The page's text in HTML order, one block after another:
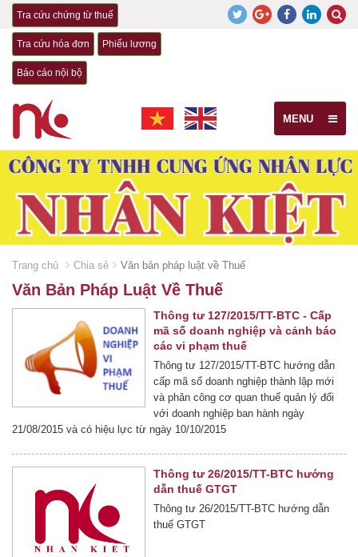
Tra cứu chứng từ thuế
Tra cứu hóa đơn Phiếu lương
Báo cáo nội bộ
MENU
Trang chủ Chia sẻ Văn bản pháp luật về Thuế
Văn Bản Pháp Luật Về Thuế
Thông tư 127/2015/TT-BTC - Cấp
mã số doanh nghiệp và cảnh báo
các vi phạm thuế
Thông tư 127/2015/TT-BTC hướng dẫn
cấp mã số doanh nghiệp thành lập mới
và phân công cơ quan thuế quản lý đối
với doanh nghiệp ban hành ngày
21/08/2015 và có hiệu lực từ ngày 10/10/2015
Thông tư 26/2015/TT-BTC hướng
dẫn thuế GTGT
Thông tư 26/2015/TT-BTC hướng dẫn
thuế GTGT